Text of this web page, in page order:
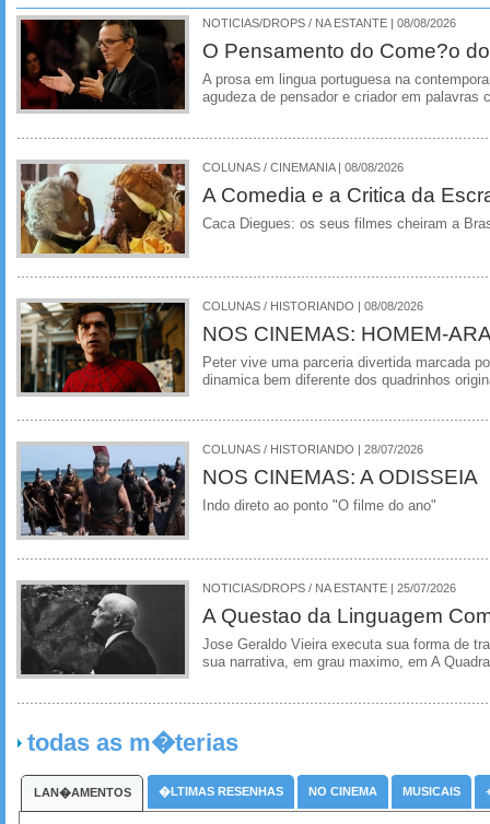
NOTICIAS/DROPS / NA ESTANTE | 08/08/2026
O Pensamento do Come?o
A prosa em lingua portuguesa na
agudeza de pensador e criador em palavras
COLUNAS / CINEMANIA | 08/08/2026
A Comedia e a Critica da
Caca Diegues: os seus filmes cheiram a
COLUNAS / HISTORIANDO | 08/08/2026
NOS CINEMAS: HOMEM-
Peter vive uma parceria divertida marcada
dinamica bem diferente dos quadrinhos
COLUNAS / HISTORIANDO | 28/07/2026
NOS CINEMAS: A ODISSEIA
Indo direto ao ponto "O filme do ano"
NOTICIAS/DROPS / NA ESTANTE | 25/07/2026
A Questao da Linguagem
Jose Geraldo Vieira executa sua forma de
sua narrativa, em grau maximo, em A
todas as m�terias
LAN�AMENTOS �LTIMAS RESENHAS NO CINEMA MUSICAIS